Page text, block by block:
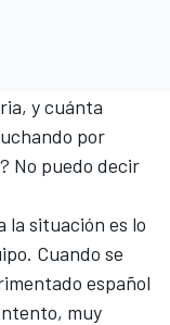
y cuánta
por
No puedo decir
la situación es lo
Cuando se
español
muy